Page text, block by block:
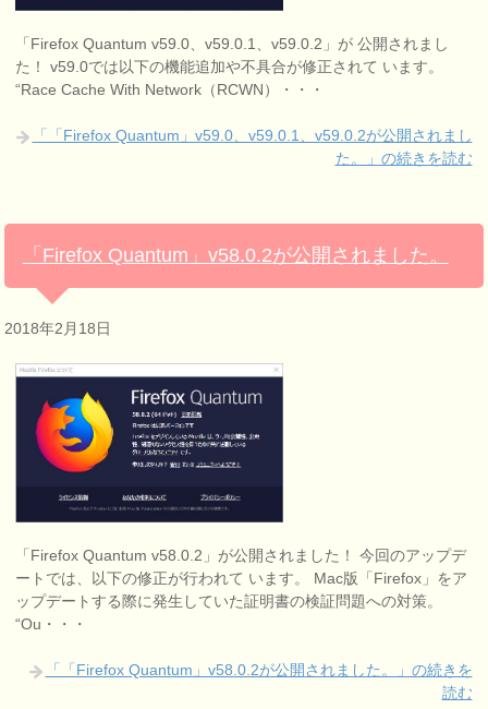
「Firefox Quantum v59.0、v59.0.1、v59.0.2」が 公開されまし
た！ v59.0では以下の機能追加や不具合が修正されて います。
“Race Cache With Network（RCWN）・・・
「「Firefox Quantum」v59.0、v59.0.1、v59.0.2が公開されまし
た。」の続きを読む
「Firefox Quantum」v58.0.2が公開されました。
2018年2月18日
「Firefox Quantum v58.0.2」が公開されました！ 今回のアップデ
ートでは、以下の修正が行われて います。 Mac版「Firefox」をア
ップデートする際に発生していた証明書の検証問題への対策。
“Ou・・・
「「Firefox Quantum」v58.0.2が公開されました。」の続きを
読む